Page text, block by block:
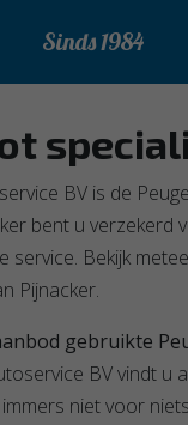
Sinds 1984
BV is de
bent u verzekerd
service. Bekijk
Pijnacker.
gebruikte
BV vindt u
niet voor